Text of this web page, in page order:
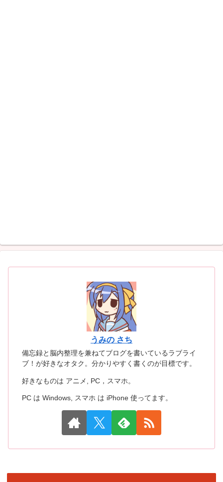
うみの さち
備忘録と脳内整理を兼ねてブログを書いているラブライ
ブ！が好きなオタク。分かりやすく書くのが目標です。
好きなものは アニメ, PC，スマホ。
PC は Windows, スマホ は iPhone 使ってます。